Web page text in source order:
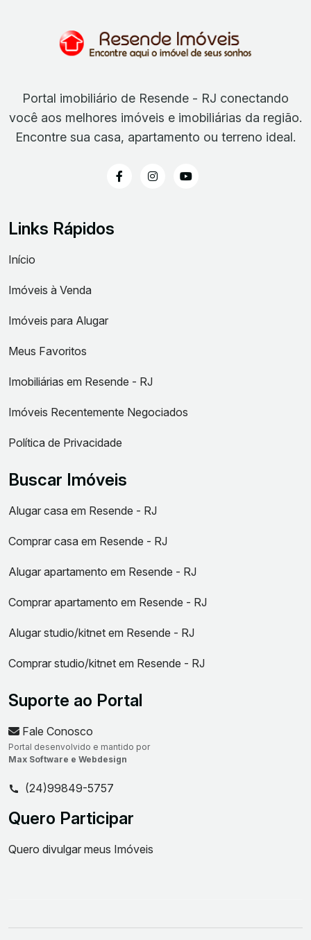
Portal imobiliário de Resende - RJ conectando
você aos melhores imóveis e imobiliárias da região.
Encontre sua casa, apartamento ou terreno ideal.
Links Rápidos
Início
Imóveis à Venda
Imóveis para Alugar
Meus Favoritos
Imobiliárias em Resende - RJ
Imóveis Recentemente Negociados
Política de Privacidade
Buscar Imóveis
Alugar casa em Resende - RJ
Comprar casa em Resende - RJ
Alugar apartamento em Resende - RJ
Comprar apartamento em Resende - RJ
Alugar studio/kitnet em Resende - RJ
Comprar studio/kitnet em Resende - RJ
Suporte ao Portal
Fale Conosco
Portal desenvolvido e mantido por
Max Software e Webdesign
(24)99849-5757
Quero Participar
Quero divulgar meus Imóveis